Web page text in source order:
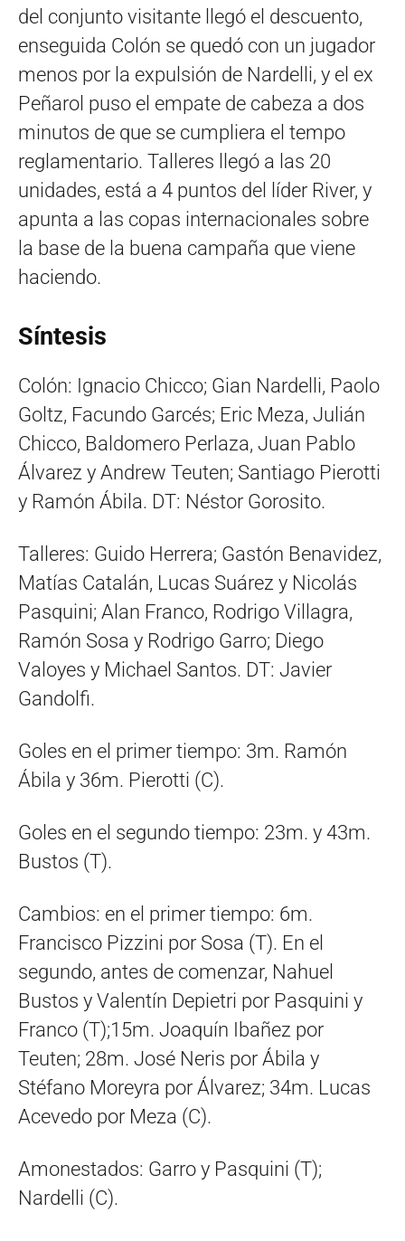
del conjunto visitante llegó el descuento,
enseguida Colón se quedó con un jugador
menos por la expulsión de Nardelli, y el ex
Peñarol puso el empate de cabeza a dos
minutos de que se cumpliera el tempo
reglamentario. Talleres llegó a las 20
unidades, está a 4 puntos del líder River, y
apunta a las copas internacionales sobre
la base de la buena campaña que viene
haciendo.
Síntesis
Colón: Ignacio Chicco; Gian Nardelli, Paolo
Goltz, Facundo Garcés; Eric Meza, Julián
Chicco, Baldomero Perlaza, Juan Pablo
Álvarez y Andrew Teuten; Santiago Pierotti
y Ramón Ábila. DT: Néstor Gorosito.
Talleres: Guido Herrera; Gastón Benavidez,
Matías Catalán, Lucas Suárez y Nicolás
Pasquini; Alan Franco, Rodrigo Villagra,
Ramón Sosa y Rodrigo Garro; Diego
Valoyes y Michael Santos. DT: Javier
Gandolfi.
Goles en el primer tiempo: 3m. Ramón
Ábila y 36m. Pierotti (C).
Goles en el segundo tiempo: 23m. y 43m.
Bustos (T).
Cambios: en el primer tiempo: 6m.
Francisco Pizzini por Sosa (T). En el
segundo, antes de comenzar, Nahuel
Bustos y Valentín Depietri por Pasquini y
Franco (T);15m. Joaquín Ibañez por
Teuten; 28m. José Neris por Ábila y
Stéfano Moreyra por Álvarez; 34m. Lucas
Acevedo por Meza (C).
Amonestados: Garro y Pasquini (T);
Nardelli (C).